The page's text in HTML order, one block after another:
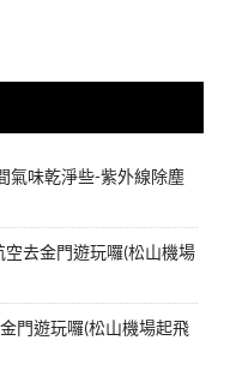
氣味乾淨些-紫外線除塵
空去金門遊玩囉(松山機場
門遊玩囉(松山機場起飛